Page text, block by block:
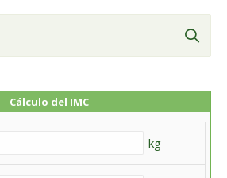
Cálculo del IMC
kg